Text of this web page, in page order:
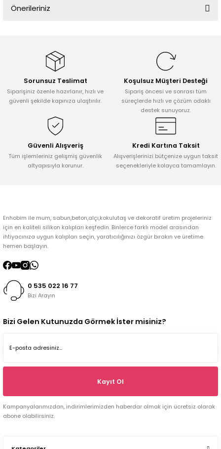
Önerileriniz
tarafımıza iletebilirsiniz.
Görüş ve önerileriniz için teşekkür ederiz.
Ürün resmi kalitesiz, bozuk veya görüntülenemiyor.
Ürün açıklamasında eksik bilgiler bulunuyor.
Ürün fiyatı diğer sitelerden daha pahalı.
Bu ürüne benzer farklı alternatifler olmalı.
Sorunsuz Teslimat
Siparişiniz özenle hazırlanır, hızlı ve
güvenli şekilde kapınıza ulaştırılır.
Koşulsuz Müşteri Desteği
Sipariş öncesi ve sonrası tüm
süreçlerde hızlı ve çözüm odaklı
destek sunuyoruz.
Güvenli Alışveriş
Tüm işlemleriniz gelişmiş güvenlik
altyapısıyla korunur.
Kredi Kartına Taksit
Alışverişlerinizi bütçenize uygun taksit
seçenekleriyle kolayca tamamlayın.
Enhobim ile mum, sabun,beton,alçı,kokulutaş ve dekoratif üretim projeleriniz
için en kaliteli silikon kalıpları keşfedin. Binlerce farklı model arasından
ihtiyacınıza uygun kalıpları seçin, yaratıcılığınızı özgür bırakın ve üretime
hemen başlayın.
0 535 022 16 77
Bizi Arayın
Bizi Gelen Kutunuzda Görmek İster misiniz?
Kayıt Ol
Kampanyalarımızdan, indirimlerimizden haberdar olmak için ücretsiz olarak
abone olabilirsiniz.